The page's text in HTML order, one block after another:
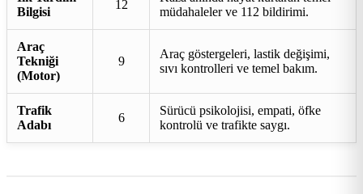
Bilgisi
12
müdahaleler ve 112 bildirimi.
Araç
Tekniği
(Motor)
9
Araç göstergeleri, lastik değişimi,
sıvı kontrolleri ve temel bakım.
Trafik
Adabı
6
Sürücü psikolojisi, empati, öfke
kontrolü ve trafikte saygı.